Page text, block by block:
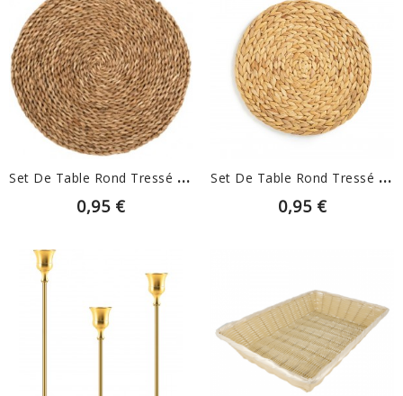
EN SAVOIR PLUS
S
Et De Table Rond Tressé Fin
0,95 €
EN SAVOIR PLUS
S
Et De Table Rond Tressé Épais
0,95 €
EN SAVOIR PLUS